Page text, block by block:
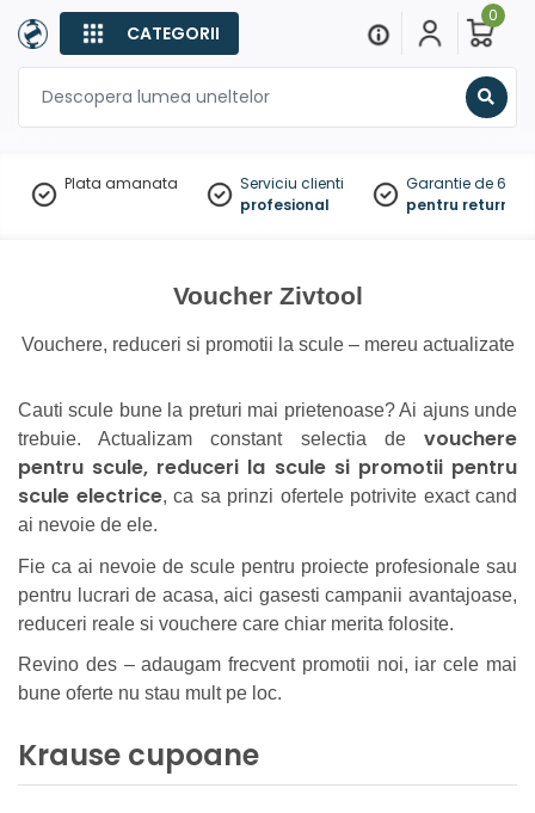
CATEGORII
0
Plata amanata
Serviciu clienti
profesional
Garantie de 60
pentru
Voucher Zivtool
Vouchere, reduceri si promotii la scule – mereu actualizate
Cauti scule bune la preturi mai prietenoase? Ai ajuns unde
trebuie. Actualizam constant selectia de vouchere
pentru scule, reduceri la scule si promotii pentru
scule electrice, ca sa prinzi ofertele potrivite exact cand
ai nevoie de ele.
Fie ca ai nevoie de scule pentru proiecte profesionale sau
pentru lucrari de acasa, aici gasesti campanii avantajoase,
reduceri reale si vouchere care chiar merita folosite.
Revino des – adaugam frecvent promotii noi, iar cele mai
bune oferte nu stau mult pe loc.
Krause cupoane